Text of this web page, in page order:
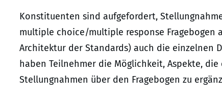
Konstituenten sind aufgefordert,
multiple choice/multiple response Fragebogen
Architektur der Standards) auch die einzelnen
haben Teilnehmer die Möglichkeit, Aspekte,
Stellungnahmen über den Fragebogen zu